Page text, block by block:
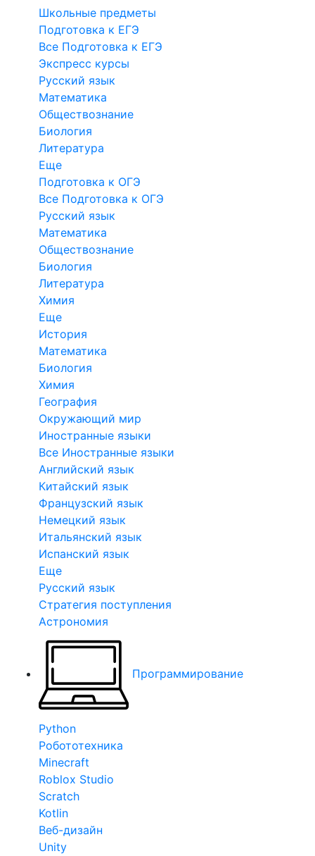
Школьные предметы
Подготовка к ЕГЭ
Все Подготовка к ЕГЭ
Экспресс курсы
Русский язык
Математика
Обществознание
Биология
Литература
Еще
Подготовка к ОГЭ
Все Подготовка к ОГЭ
Русский язык
Математика
Обществознание
Биология
Литература
Химия
Еще
История
Математика
Биология
Химия
География
Окружающий мир
Иностранные языки
Все Иностранные языки
Английский язык
Китайский язык
Французский язык
Немецкий язык
Итальянский язык
Испанский язык
Еще
Русский язык
Стратегия поступления
Астрономия
Программирование
Python
Робототехника
Minecraft
Roblox Studio
Scratch
Kotlin
Веб-дизайн
Unity